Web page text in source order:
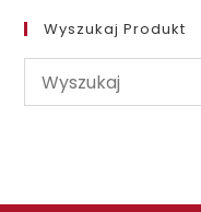
Wyszukaj Produkt